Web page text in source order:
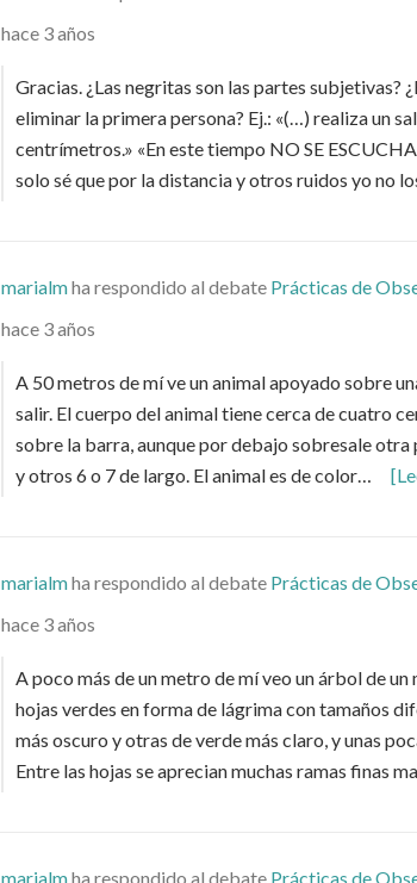
hace 3 años
Gracias. ¿Las negritas son las partes subjetivas?
eliminar la primera persona? Ej.: «(…) realiza un
centrímetros.» «En este tiempo NO SE
solo sé que por la distancia y otros ruidos yo no
marialmha respondido al debate Prácticas de
hace 3 años
A 50 metros de mí ve un animal apoyado sobre
salir. El cuerpo del animal tiene cerca de cuatro
sobre la barra, aunque por debajo sobresale
y otros 6 o 7 de largo. El animal es de color…
marialmha respondido al debate Prácticas de
hace 3 años
A poco más de un metro de mí veo un árbol de
hojas verdes en forma de lágrima con tamaños
más oscuro y otras de verde más claro, y unas
Entre las hojas se aprecian muchas ramas finas
marialmha respondido al debate Prácticas de